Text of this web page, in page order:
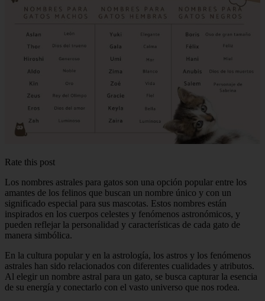
Rate this post
Los nombres astrales para gatos son una opción popular entre los
amantes de los felinos que buscan un nombre único y con un
significado especial para sus mascotas. Estos nombres están
inspirados en los cuerpos celestes y fenómenos astronómicos, y
pueden reflejar la personalidad y características de cada gato de
manera simbólica.
En la cultura popular y en la astrología, los astros y los fenómenos
astrales han sido relacionados con diferentes cualidades y atributos.
Al elegir un nombre astral para un gato, se busca capturar la esencia
de su energía y conectarlo con el vasto universo que nos rodea.